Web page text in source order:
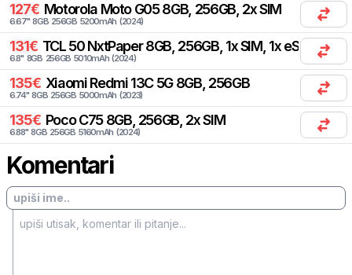
127€ Motorola Moto G05 8GB, 256GB, 2x SIM
6.67" 8GB 256GB 5200mAh (2024)
131€ TCL 50 NxtPaper 8GB, 256GB, 1x SIM, 1x eSIM
6.8" 8GB 256GB 5010mAh (2024)
135€ Xiaomi Redmi 13C 5G 8GB, 256GB
6.74" 8GB 256GB 5000mAh (2023)
135€ Poco C75 8GB, 256GB, 2x SIM
6.88" 8GB 256GB 5160mAh (2024)
Komentari